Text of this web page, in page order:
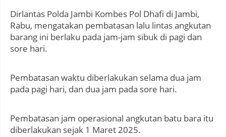
Dirlantas Polda Jambi Kombes Pol Dhafi di Jambi,
Rabu, mengatakan pembatasan lalu lintas angkutan
barang ini berlaku pada jam-jam sibuk di pagi dan
sore hari.
Pembatasan waktu diberlakukan selama dua jam
pada pagi hari, dan dua jam pada sore hari.
Pembatasan jam operasional angkutan batu bara itu
diberlakukan sejak 1 Maret 2025.